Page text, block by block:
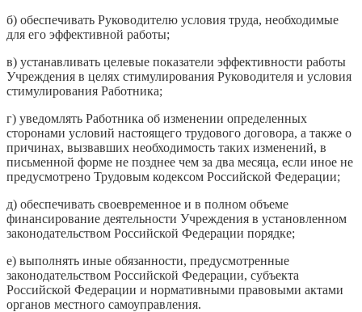
б) обеспечивать Руководителю условия труда, необходимые
для его эффективной работы;
в) устанавливать целевые показатели эффективности работы
Учреждения в целях стимулирования Руководителя и условия
стимулирования Работника;
г) уведомлять Работника об изменении определенных
сторонами условий настоящего трудового договора, а также о
причинах, вызвавших необходимость таких изменений, в
письменной форме не позднее чем за два месяца, если иное не
предусмотрено Трудовым кодексом Российской Федерации;
д) обеспечивать своевременное и в полном объеме
финансирование деятельности Учреждения в установленном
законодательством Российской Федерации порядке;
е) выполнять иные обязанности, предусмотренные
законодательством Российской Федерации, субъекта
Российской Федерации и нормативными правовыми актами
органов местного самоуправления.